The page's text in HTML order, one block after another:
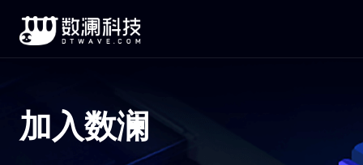
加入数澜